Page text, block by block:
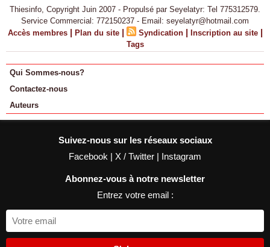
Thiesinfo, Copyright Juin 2007 - Propulsé par Seyelatyr: Tel 775312579.
Service Commercial: 772150237 - Email: seyelatyr@hotmail.com
Accès membres | Plan du site | Syndication | Inscription au site |
Tags
Qui Sommes-nous?
Contactez-nous
Auteurs
Suivez-nous sur les réseaux sociaux
Facebook | X / Twitter | Instagram
Abonnez-vous à notre newsletter
Entrez votre email :